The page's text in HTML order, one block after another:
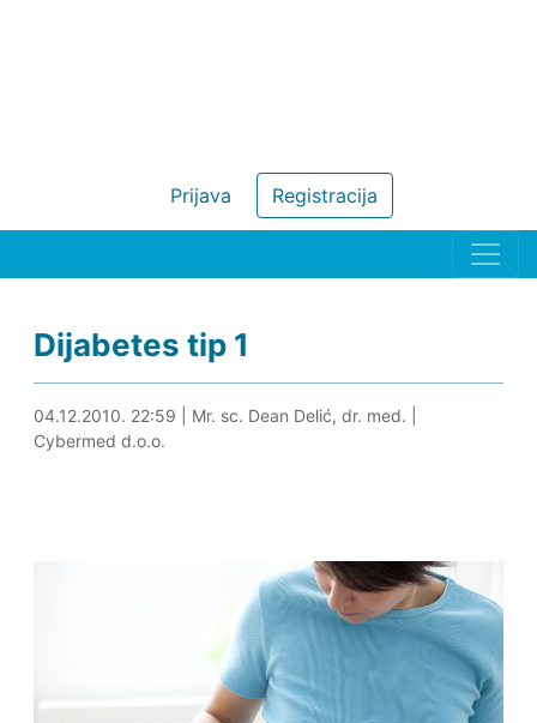
Registracija
Prijava
Dijabetes tip 1
03.05.2024. 13:53
04.12.2010. 22:59 Mr. sc. Dean Delić, dr. med.
Cybermed d.o.o.